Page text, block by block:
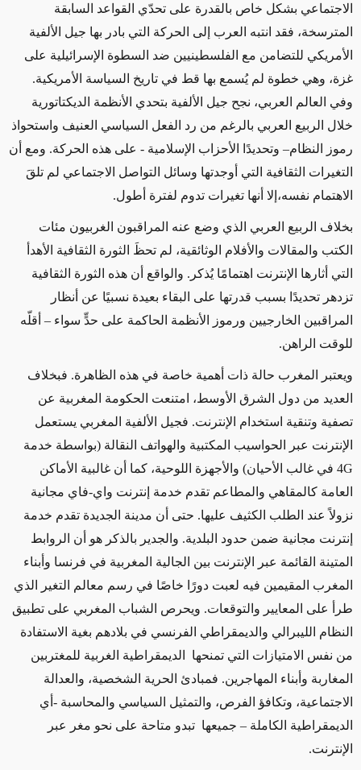
الاجتماعي بشكل خاص بالقدرة على تحدّي القواعد السابقة
المترسخة، فقد انتبه العرب إلى الحركة التي بادر بها جيل الألفية
الأمريكي للتضامن مع الفلسطينيين ضد السطوة الإسرائيلية على
غزة، وهي خطوة لم يُسمع بها قط في تاريخ السياسة الأمريكية.
وفي العالم العربي، نجح جيل الألفية بتحدي الأنظمة الديكتاتورية
خلال الربيع العربي بالرغم من رد الفعل السياسي العنيف واستحواذ
رموز النظام– وتحديدًا الأحزاب الإسلامية - على هذه الحركة. ومع أن
التغيرات الثقافية التي أوجدتها وسائل التواصل الاجتماعي لم تلقَ
الاهتمام نفسه،إلا أنها تغيرات تدوم لفترة أطول.
بخلاف الربيع العربي الذي وضع عنه المراقبون الغربيون مئات
الكتب والمقالات والأفلام الوثائقية، لم تحظَ الثورة الثقافية الأهدأ
التي أثارها الإنترنت اهتمامًا يُذكر. والواقع أن هذه الثورة الثقافية
تزدهر تحديدًا بسبب قدرتها على البقاء بعيدة نسبيًا عن أنظار
المراقبين الخارجيين ورموز الأنظمة الحاكمة على حدٍّ سواء – أقلّه
للوقت الراهن.
ويعتبر المغرب حالة ذات أهمية خاصة في هذه الظاهرة. فبخلاف
العديد من دول الشرق الأوسط، امتنعت الحكومة المغربية عن
تصفية وتنقية استخدام الإنترنت. فجيل الألفية المغربي يستعمل
الإنترنت عبر الحواسيب المكتبية والهواتف النقالة (بواسطة خدمة
4G في غالب الأحيان) والأجهزة اللوحية، كما أن غالبية الأماكن
العامة كالمقاهي والمطاعم تقدم خدمة إنترنت واي-فاي مجانية
نزولاً عند الطلب الكثيف عليها. حتى أن مدينة الجديدة تقدم خدمة
إنترنت مجانية ضمن حدود البلدية. والجدير بالذكر هو أن الروابط
المتينة القائمة عبر الإنترنت بين الجالية المغربية في فرنسا وأبناء
المغرب المقيمين فيه لعبت دورًا خاصًا في رسم معالم التغير الذي
طرأ على المعايير والتوقعات. ويحرص الشباب المغربي على تطبيق
النظام الليبرالي والديمقراطي الفرنسي في بلادهم بغية الاستفادة
من نفس الامتيازات التي تمنحها الديمقراطية الغربية للمغتربين
المغاربة وأبناء المهاجرين. فمبادئ الحرية الشخصية، والعدالة
الاجتماعية، وتكافؤ الفرص، والتمثيل السياسي والمحاسبة -أي
الديمقراطية الكاملة – جميعها تبدو متاحة على نحو مغر عبر
الإنترنت.